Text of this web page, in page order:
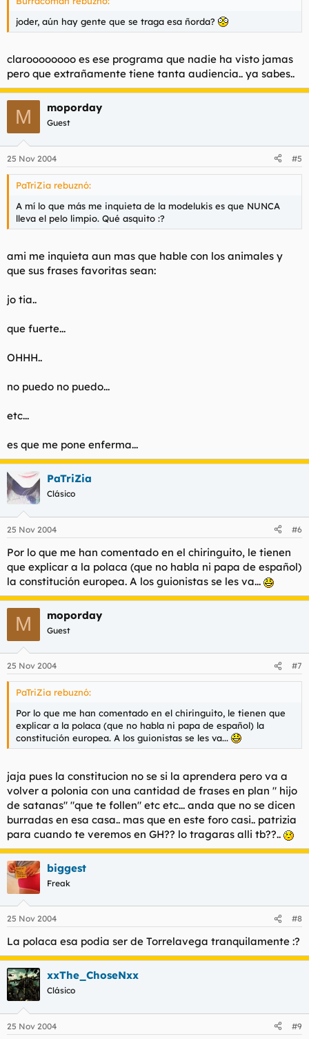
joder, aún hay gente que se traga esa ñorda?
claroooooooo es ese programa que nadie ha visto jamas
pero que extrañamente tiene tanta audiencia.. ya sabes..
M moporday
Guest
25 Nov 2004 #5
PaTriZia rebuznó:
A mí lo que más me inquieta de la modelukis es que NUNCA
lleva el pelo limpio. Qué asquito :?
ami me inquieta aun mas que hable con los animales y
que sus frases favoritas sean:
jo tia..
que fuerte...
OHHH..
no puedo no puedo...
etc...
es que me pone enferma...
PaTriZia
Clásico
25 Nov 2004 #6
Por lo que me han comentado en el chiringuito, le tienen
que explicar a la polaca (que no habla ni papa de español)
la constitución europea. A los guionistas se les va...
M moporday
Guest
25 Nov 2004 #7
PaTriZia rebuznó:
Por lo que me han comentado en el chiringuito, le tienen que
explicar a la polaca (que no habla ni papa de español) la
constitución europea. A los guionistas se les va...
jaja pues la constitucion no se si la aprendera pero va a
volver a polonia con una cantidad de frases en plan " hijo
de satanas" "que te follen" etc etc... anda que no se dicen
burradas en esa casa.. mas que en este foro casi.. patrizia
para cuando te veremos en GH?? lo tragaras alli tb??..
biggest
Freak
25 Nov 2004 #8
La polaca esa podia ser de Torrelavega tranquilamente :?
xxThe_ChoseNxx
Clásico
25 Nov 2004 #9